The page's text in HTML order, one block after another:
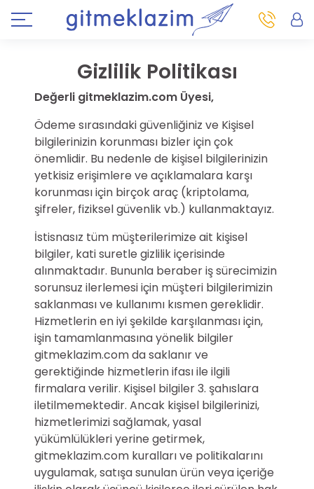
Gizlilik Politikası
Değerli gitmeklazim.com Üyesi,
Ödeme sırasındaki güvenliğiniz ve Kişisel
bilgilerinizin korunması bizler için çok
önemlidir. Bu nedenle de kişisel bilgilerinizin
yetkisiz erişimlere ve açıklamalara karşı
korunması için birçok araç (kriptolama,
şifreler, fiziksel güvenlik vb.) kullanmaktayız.
İstisnasız tüm müşterilerimize ait kişisel
bilgiler, kati suretle gizlilik içerisinde
alınmaktadır. Bununla beraber iş sürecimizin
sorunsuz ilerlemesi için müşteri bilgilerimizin
saklanması ve kullanımı kısmen gereklidir.
Hizmetlerin en iyi şekilde karşılanması için,
işin tamamlanmasına yönelik bilgiler
gitmeklazim.com da saklanır ve
gerektiğinde hizmetlerin ifası ile ilgili
firmalara verilir. Kişisel bilgiler 3. şahıslara
iletilmemektedir. Ancak kişisel bilgilerinizi,
hizmetlerimizi sağlamak, yasal
yükümlülükleri yerine getirmek,
gitmeklazim.com kuralları ve politikalarını
uygulamak, satışa sunulan ürün veya içeriğe